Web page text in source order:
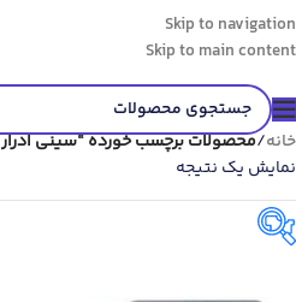
Skip to navigation
Skip to main content
خانه/محصولات برچسب خورده “سینی
نمایش یک نتیجه